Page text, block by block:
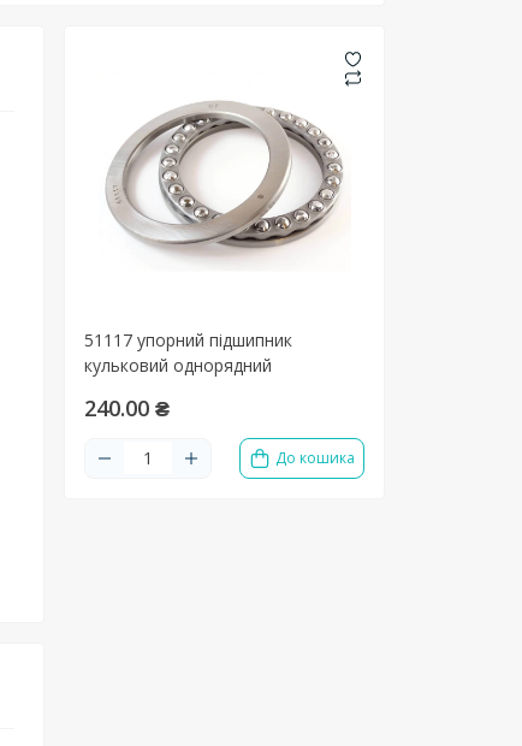
51117 упорний підшипник
кульковий однорядний
240.00 ₴
До кошика